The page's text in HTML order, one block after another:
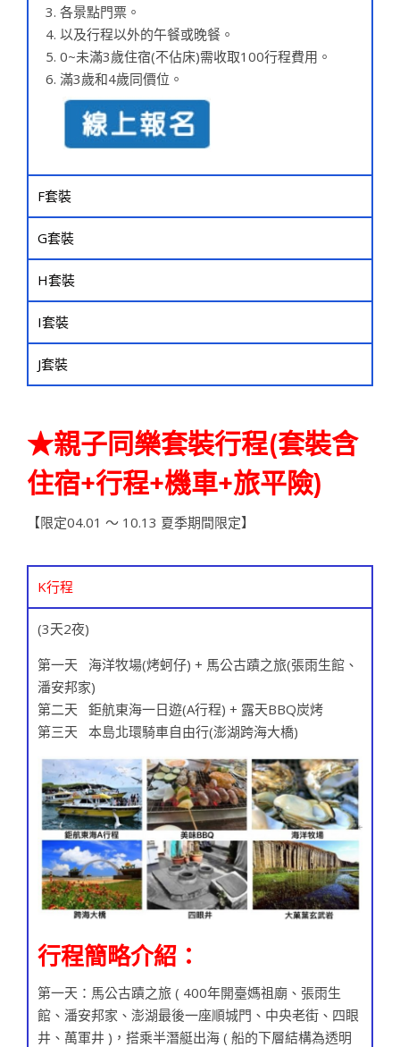
各景點門票。
以及行程以外的午餐或晚餐。
0~未滿3歲住宿(不佔床)需收取100行程費用。
滿3歲和4歲同價位。
F套裝
G套裝
H套裝
I套裝
J套裝
★親子同樂套裝行程(套裝含
住宿+行程+機車+旅平險)
【限定04.01 ～ 10.13 夏季期間限定】
K行程
(3天2夜)
第一天 海洋牧場(烤蚵仔) + 馬公古蹟之旅(張雨生館、
潘安邦家)
第二天 鉅航東海一日遊(A行程) + 露天BBQ炭烤
第三天 本島北環騎車自由行(澎湖跨海大橋)
行程簡略介紹：
第一天：馬公古蹟之旅 ( 400年開臺媽祖廟、張雨生
館、潘安邦家、澎湖最後一座順城門、中央老街、四眼
井、萬軍井 )，搭乘半潛艇出海 ( 船的下層結構為透明